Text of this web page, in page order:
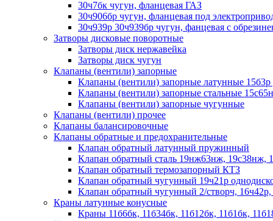
30ч7бк чугун, фланцевая ГАЗ
30ч906бр чугун, фланцевая под
30ч939р 30ч939бр чугун, фанцевая с
Затворы дисковые поворотные
Затворы диск нержавейка
Затворы диск чугун
Клапаны (вентили) запорные
Клапаны (вентили) запорные латунные 15б3р
Клапаны (вентили) запорные стальные
Клапаны (вентили) запорные чугунные
Клапаны (вентили) прочее
Клапаны балансировочные
Клапаны обратные и предохранительные
Клапан обратный латунный пружинный
Клапан обратный сталь 19нж63нж, 19с38нж,
Клапан обратный термозапорный КТЗ
Клапан обратный чугунный 19ч21р
Клапан обратный чугунный 2/створч, 16ч42р,
Краны латунные конусные
Краны 11б6бк, 11б34бк, 11б12бк, 11б1бк,